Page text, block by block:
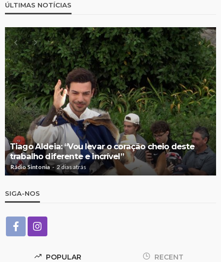
ÚLTIMAS NOTÍCIAS
Tiago Aldeia: “Vou levar o coração cheio deste
trabalho diferente e incrível”
Rádio Sintonia 2 dias atrás
SIGA-NOS
POPULAR RECENT